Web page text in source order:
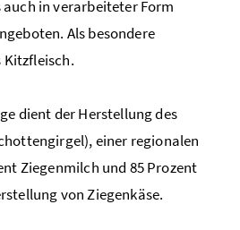
in verarbeiteter Form
Als besondere
Kitzfleisch.
dient der Herstellung des
einer regionalen
Ziegenmilch und 85 Prozent
von Ziegenkäse.